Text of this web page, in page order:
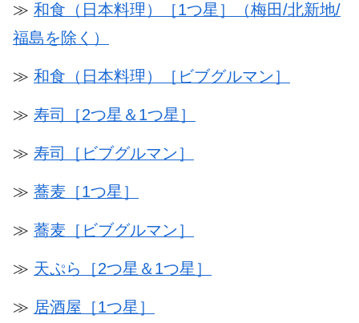
≫ 和食（日本料理）［1つ星］（梅田/北新地/
福島を除く）
≫ 和食（日本料理）［ビブグルマン］
≫ 寿司［2つ星＆1つ星］
≫ 寿司［ビブグルマン］
≫ 蕎麦［1つ星］
≫ 蕎麦［ビブグルマン］
≫ 天ぷら［2つ星＆1つ星］
≫ 居酒屋［1つ星］